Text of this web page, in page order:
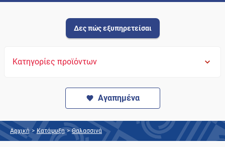
Δες πώς εξυπηρετείσαι
Κατηγορίες προϊόντων
Αγαπημένα
Αρχική > Κατάψυξη > Θαλασσινά